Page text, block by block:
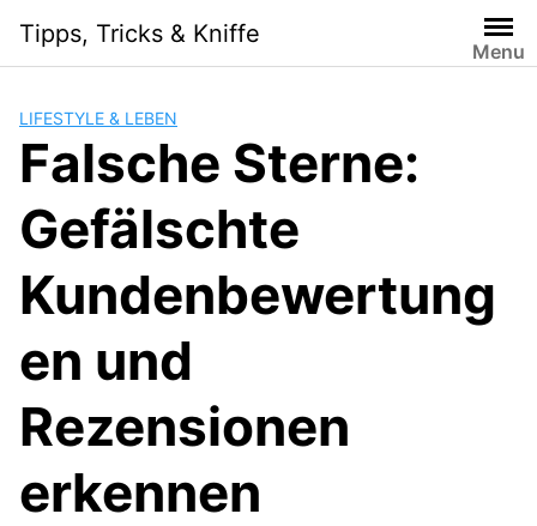
i
Tipps, Tricks & Kniffe
Menu
LIFESTYLE & LEBEN
Falsche Sterne:
Gefälschte
Kundenbewertung
en und
Rezensionen
erkennen